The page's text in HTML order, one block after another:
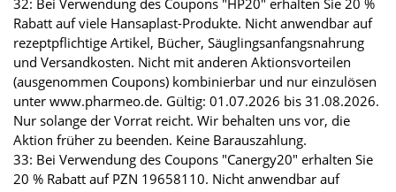
Rabatt auf viele Hansaplast-Produkte. Nicht anwendbar auf
rezeptpflichtige Artikel, Bücher, Säuglingsanfangsnahrung
und Versandkosten. Nicht mit anderen Aktionsvorteilen
(ausgenommen Coupons) kombinierbar und nur einzulösen
unter www.pharmeo.de. Gültig: 01.07.2026 bis 31.08.2026.
Nur solange der Vorrat reicht. Wir behalten uns vor, die
Aktion früher zu beenden. Keine Barauszahlung.
33: Bei Verwendung des Coupons "Canergy20" erhalten Sie
20 % Rabatt auf PZN 19658110. Nicht anwendbar auf